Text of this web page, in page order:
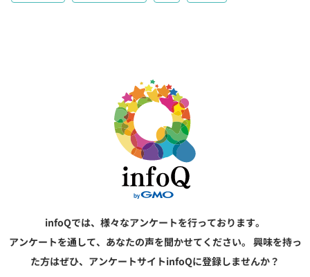
infoQでは、様々なアンケートを行っております。
アンケートを通して、あなたの声を聞かせてください。 興味を持っ
た方はぜひ、アンケートサイトinfoQに登録しませんか？